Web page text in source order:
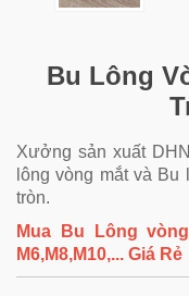
Bu Lông
Xưởng sản xuất
lông vòng mắtvà Bu
tròn.
Mua Bu Lông
M6,M8,M10,... Giá Rẻ